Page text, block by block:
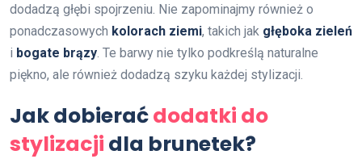
dodadzą głębi spojrzeniu. Nie zapominajmy również o
ponadczasowych kolorach ziemi, takich jak głęboka zieleń
i bogate brązy. Te barwy nie tylko podkreślą naturalne
piękno, ale również dodadzą szyku każdej stylizacji.
Jak dobieraćdodatki do
stylizacji dla brunetek?